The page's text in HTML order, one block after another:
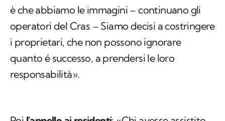
è che abbiamo le immagini – continuano gli
operatori del Cras – Siamo decisi a costringere
i proprietari, che non possono ignorare
quanto é successo, a prendersi le loro
responsabilità».